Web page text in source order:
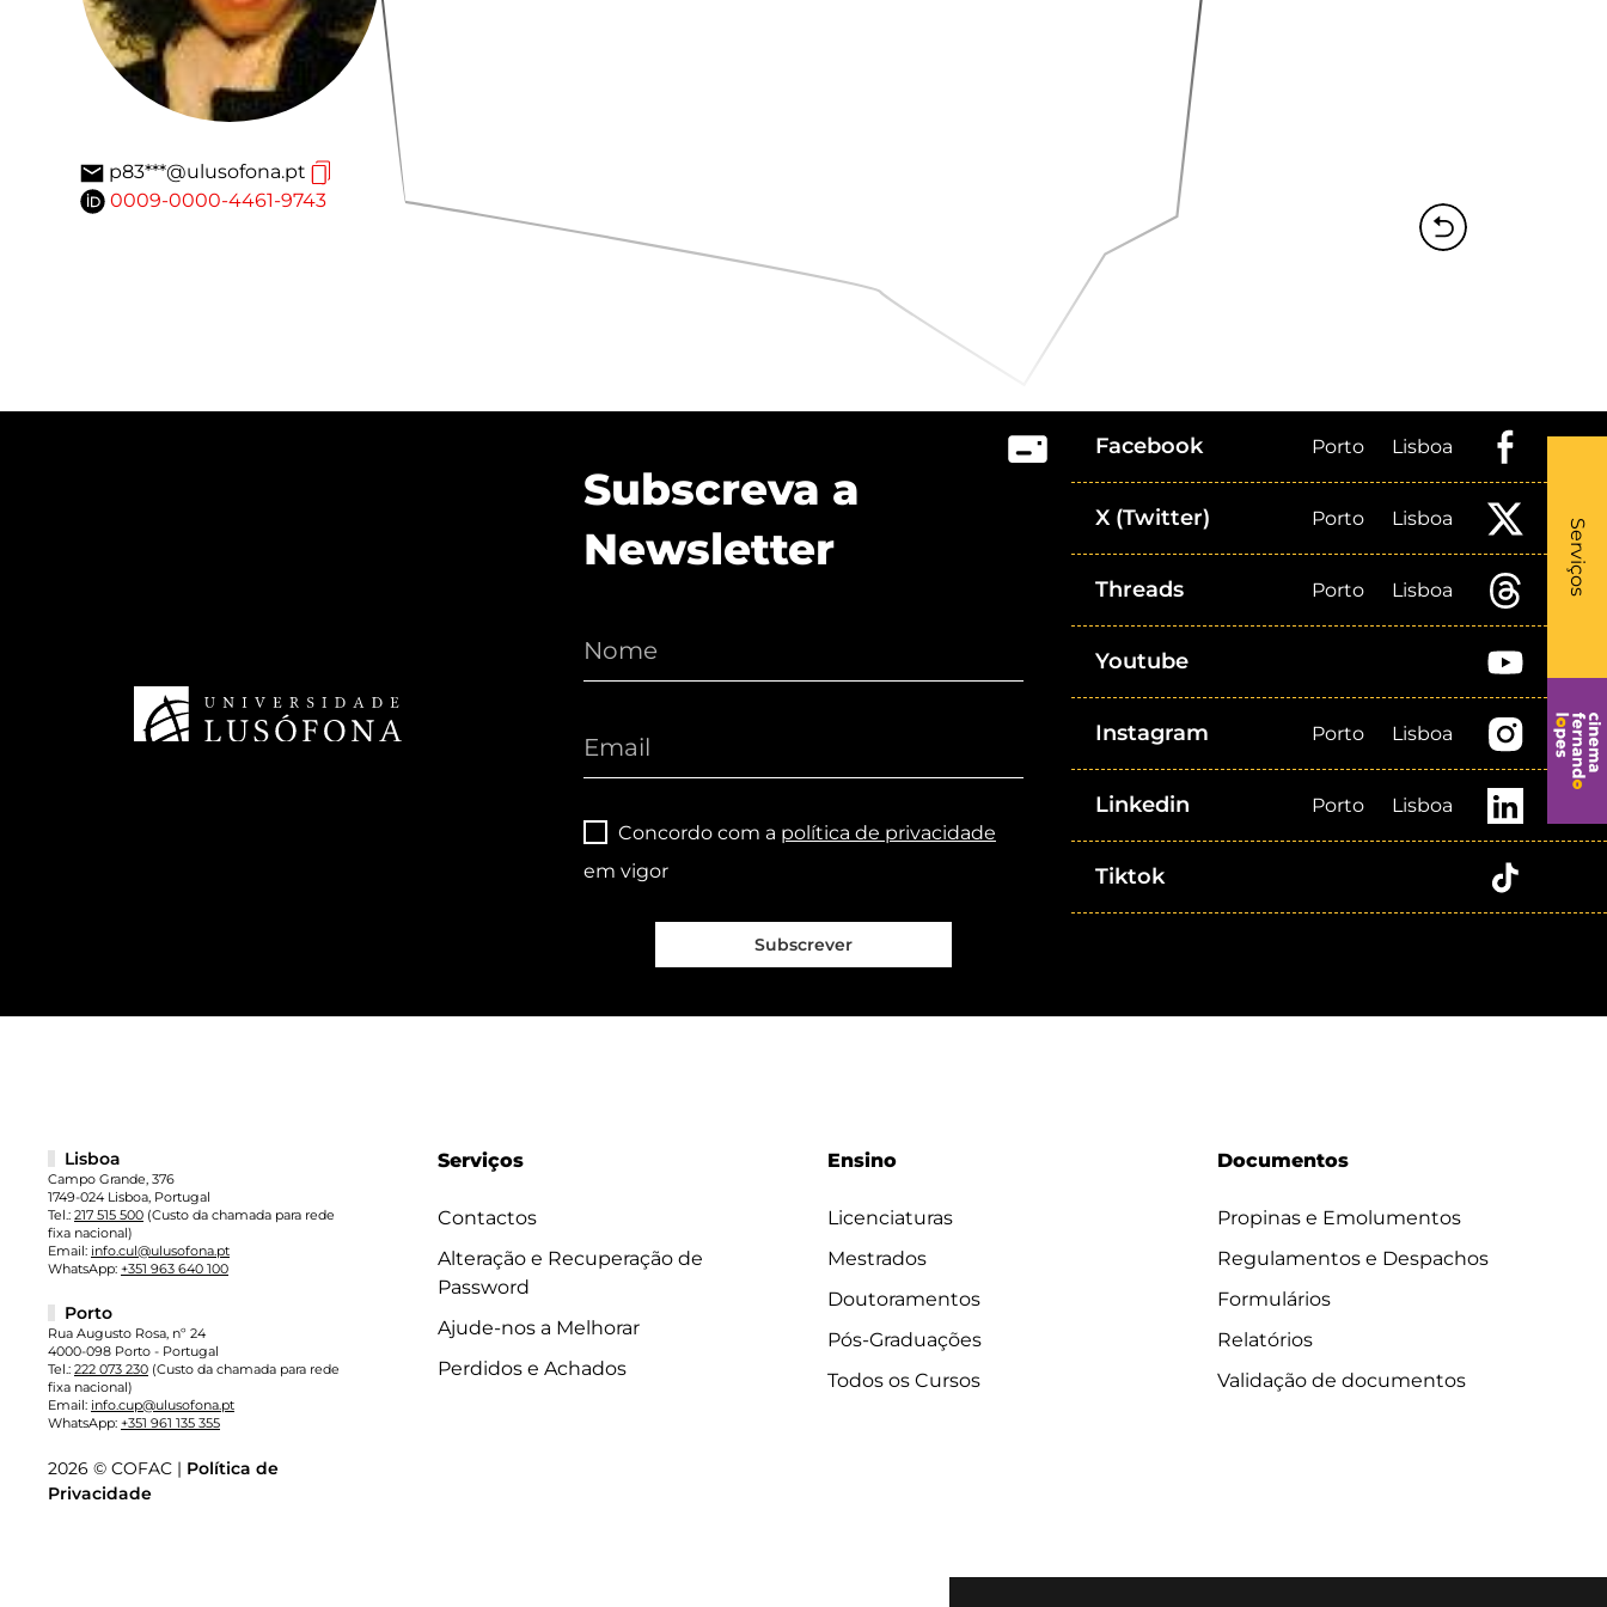
Serviços
-
p83***@ulusofona.pt
0009-0000-4461-9743
Subscreva a
Newsletter
Concordo com a política de privacidade
em vigor
Subscrever
Facebook Porto Lisboa
X (Twitter) Porto Lisboa
Threads Porto Lisboa
Youtube
Instagram Porto Lisboa
Linkedin Porto Lisboa
Tiktok
Serviços
Contactos
Alteração e Recuperação de
Password
Ajude-nos a Melhorar
Perdidos e Achados
Ensino
Licenciaturas
Mestrados
Doutoramentos
Pós-Graduações
Todos os Cursos
Documentos
Propinas e Emolumentos
Regulamentos e Despachos
Formulários
Relatórios
Validação de documentos
Lisboa
Campo Grande, 376
1749-024 Lisboa, Portugal
Tel.: 217 515 500 (Custo da chamada para rede
fixa nacional)
Email: info.cul@ulusofona.pt
WhatsApp: +351 963 640 100
Porto
Rua Augusto Rosa, nº 24
4000-098 Porto - Portugal
Tel.: 222 073 230 (Custo da chamada para rede
fixa nacional)
Email: info.cup@ulusofona.pt
WhatsApp: +351 961 135 355
2026 © COFAC | Política de
Privacidade